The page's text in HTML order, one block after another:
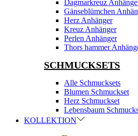
Dagmarkreuz
Gänseblümchen
Herz Anhänger
Kreuz Anhänger
Perlen Anhänger
Thors hammer
SCHMUCKSETS
Alle Schmucksets
Blumen Schmuckset
Herz Schmuckset
Lebensbaum
KOLLEKTION